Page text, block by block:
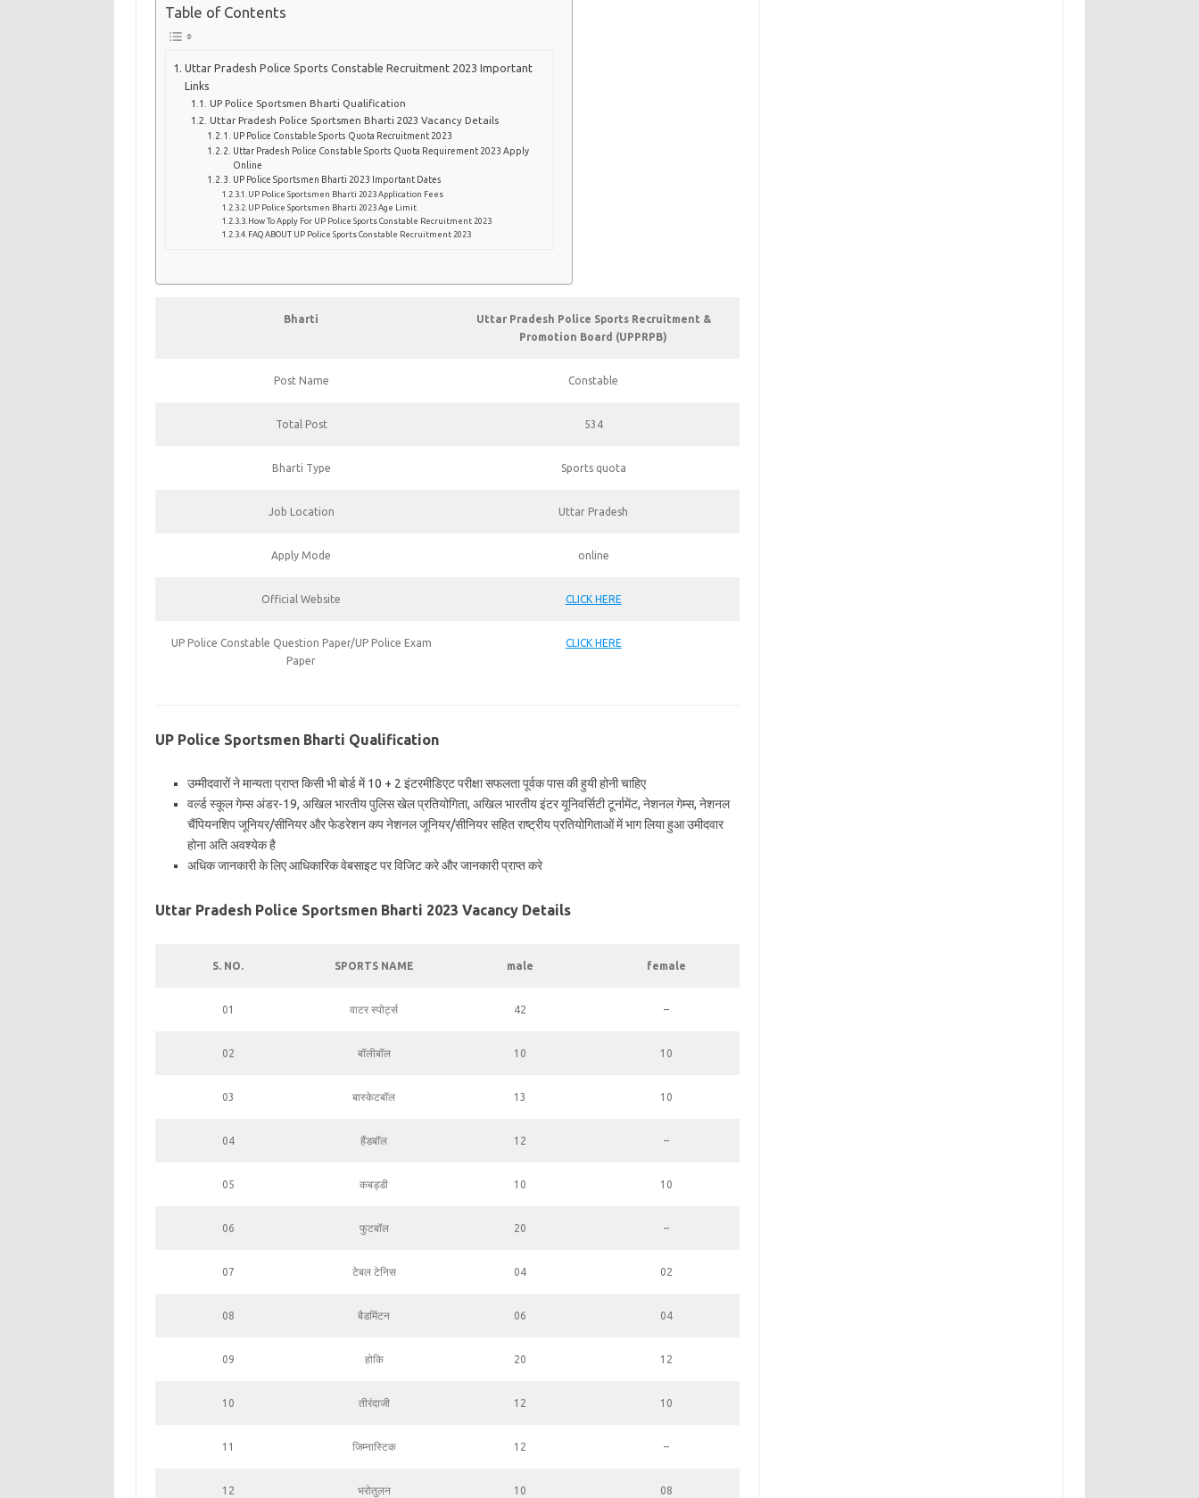
Table of Contents
Uttar Pradesh Police Sports Constable Recruitment 2023 Important
Links
UP Police Sportsmen Bharti Qualification
Uttar Pradesh Police Sportsmen Bharti 2023 Vacancy Details
UP Police Constable Sports Quota Recruitment 2023
Uttar Pradesh Police Constable Sports Quota Requirement 2023 Apply
Online
UP Police Sportsmen Bharti 2023 Important Dates
UP Police Sportsmen Bharti 2023 Application Fees
UP Police Sportsmen Bharti 2023 Age Limit
How To Apply For UP Police Sports Constable Recruitment 2023
FAQ ABOUT UP Police Sports Constable Recruitment 2023
Bharti
Uttar Pradesh Police Sports Recruitment &
Promotion Board (UPPRPB)
Post Name Constable
Total Post 534
Bharti Type Sports quota
Job Location Uttar Pradesh
Apply Mode online
Official Website CLICK HERE
UP Police Constable Question Paper/UP Police Exam
Paper
CLICK HERE
UP Police Sportsmen Bharti Qualification
उम्मीदवारों ने मान्यता प्राप्त किसी भी बोर्ड में 10 + 2 इंटरमीडिएट परीक्षा सफलता पूर्वक पास की हुयी होनी चाहिए
वर्ल्ड स्कूल गेम्स अंडर-19, अखिल भारतीय पुलिस खेल प्रतियोगिता, अखिल भारतीय इंटर यूनिवर्सिटी टूर्नामेंट, नेशनल गेम्स, नेशनल
चैंपियनशिप जूनियर/सीनियर और फेडरेशन कप नेशनल जूनियर/सीनियर सहित राष्ट्रीय प्रतियोगिताओं में भाग लिया हुआ उमीदवार
होना अति अवश्येक है
अधिक जानकारी के लिए आधिकारिक वेबसाइट पर विजिट करे और जानकारी प्राप्त करे
Uttar Pradesh Police Sportsmen Bharti 2023 Vacancy Details
S. NO. SPORTS NAME male female
01 वाटर स्पोर्ट्स 42 –
02 बॉलीबॉल 10 10
03 बास्केटबॉल 13 10
04 हैंडबॉल 12 –
05 कबड्डी 10 10
06 फुटबॉल 20 –
07 टेबल टेनिस 04 02
08 बैडमिंटन 06 04
09 होकि 20 12
10 तीरंदाजी 12 10
11 जिम्नास्टिक 12 –
12 भरोतुलन 10 08